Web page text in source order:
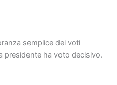
semplice dei voti
presidente ha voto decisivo.